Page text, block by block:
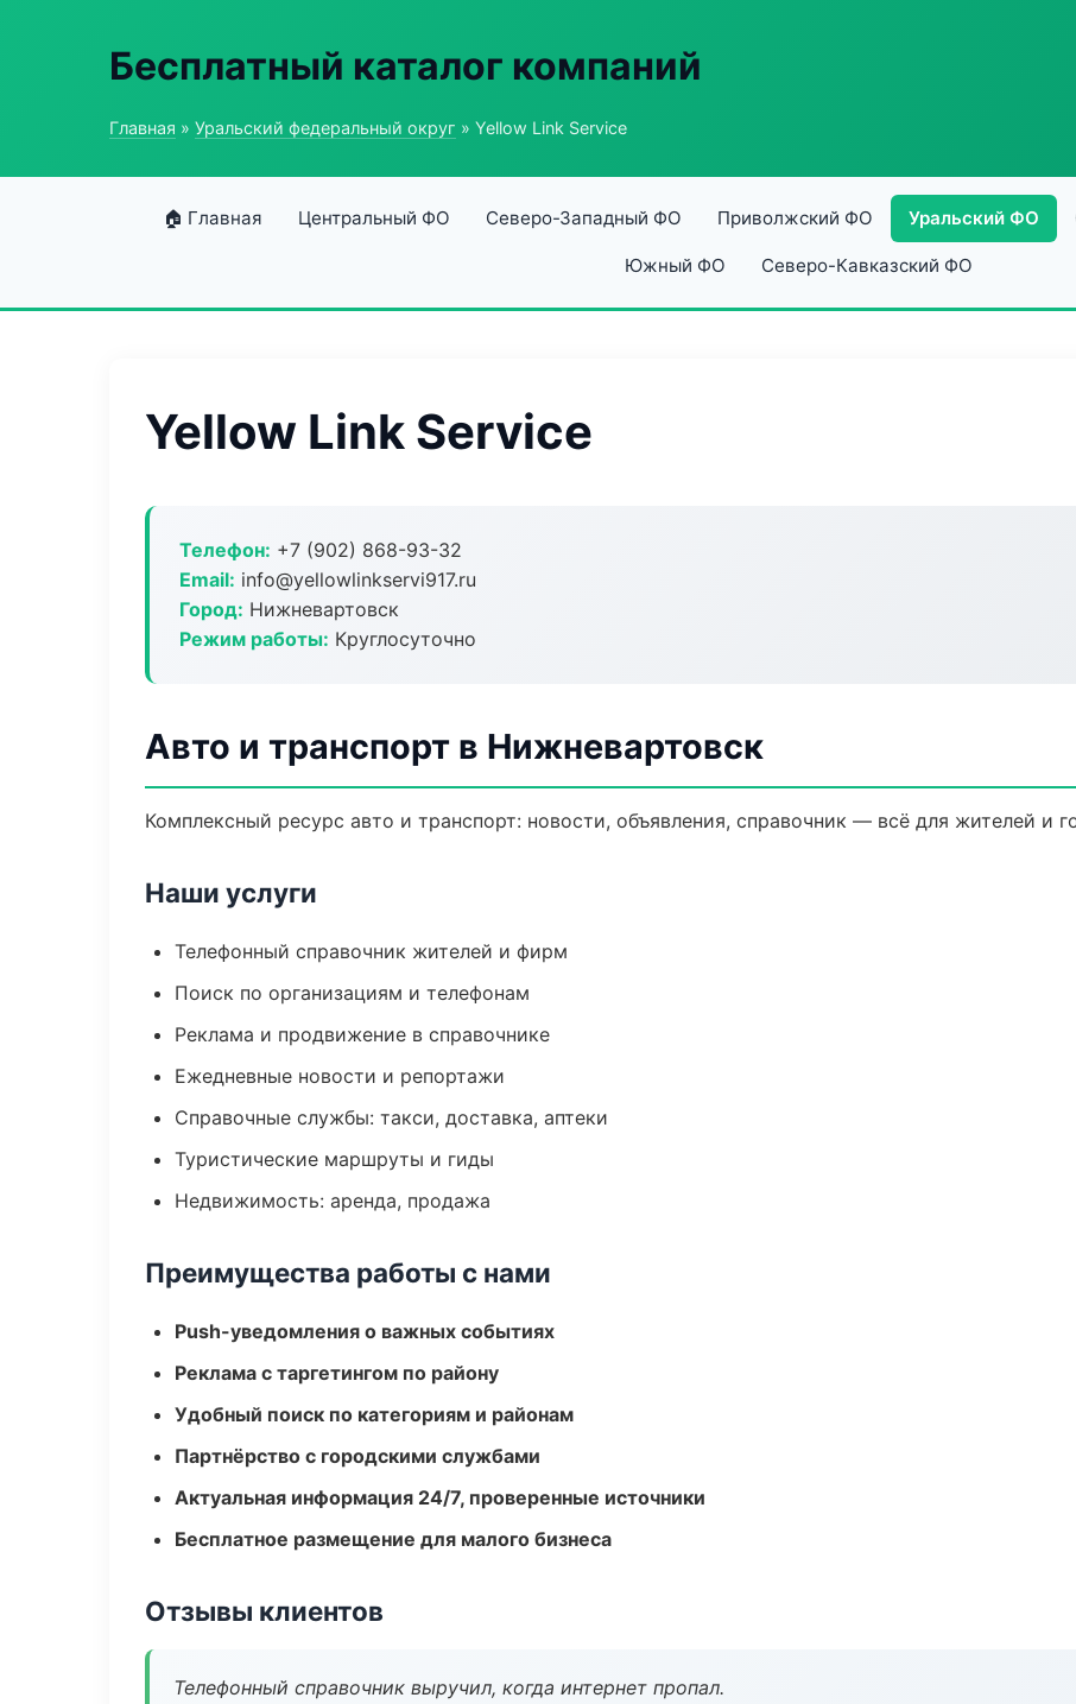
Бесплатный каталог компаний
Главная » Уральский федеральный округ » Yellow Link Service
🏠 Главная Центральный ФО Северо-Западный ФО Приволжский ФО Уральский ФО
Южный ФО Северо-Кавказский ФО
Yellow Link Service
Телефон: +7 (902) 868-93-32
Email: info@yellowlinkservi917.ru
Город: Нижневартовск
Режим работы: Круглосуточно
Авто и транспорт в Нижневартовск
Комплексный ресурс авто и транспорт: новости, объявления, справочник — всё для жителей и
Наши услуги
Телефонный справочник жителей и фирм
Поиск по организациям и телефонам
Реклама и продвижение в справочнике
Ежедневные новости и репортажи
Справочные службы: такси, доставка, аптеки
Туристические маршруты и гиды
Недвижимость: аренда, продажа
Преимущества работы с нами
Push-уведомления о важных событиях
Реклама с таргетингом по району
Удобный поиск по категориям и районам
Партнёрство с городскими службами
Актуальная информация 24/7, проверенные источники
Бесплатное размещение для малого бизнеса
Отзывы клиентов
Телефонный справочник выручил, когда интернет пропал.